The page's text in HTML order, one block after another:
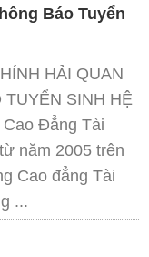
Báo Tuyển
HẢI QUAN
SINH HỆ
Đẳng Tài
năm 2005 trên
Cao đẳng Tài
...